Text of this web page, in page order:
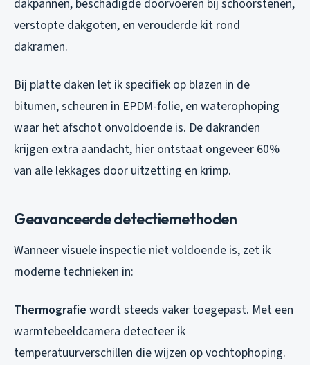
dakpannen, beschadigde doorvoeren bij schoorstenen,
verstopte dakgoten, en verouderde kit rond
dakramen.
Bij platte daken let ik specifiek op blazen in de
bitumen, scheuren in EPDM-folie, en waterophoping
waar het afschot onvoldoende is. De dakranden
krijgen extra aandacht, hier ontstaat ongeveer 60%
van alle lekkages door uitzetting en krimp.
Geavanceerde detectiemethoden
Wanneer visuele inspectie niet voldoende is, zet ik
moderne technieken in:
Thermografie wordt steeds vaker toegepast. Met een
warmtebeeldcamera detecteer ik
temperatuurverschillen die wijzen op vochtophoping.